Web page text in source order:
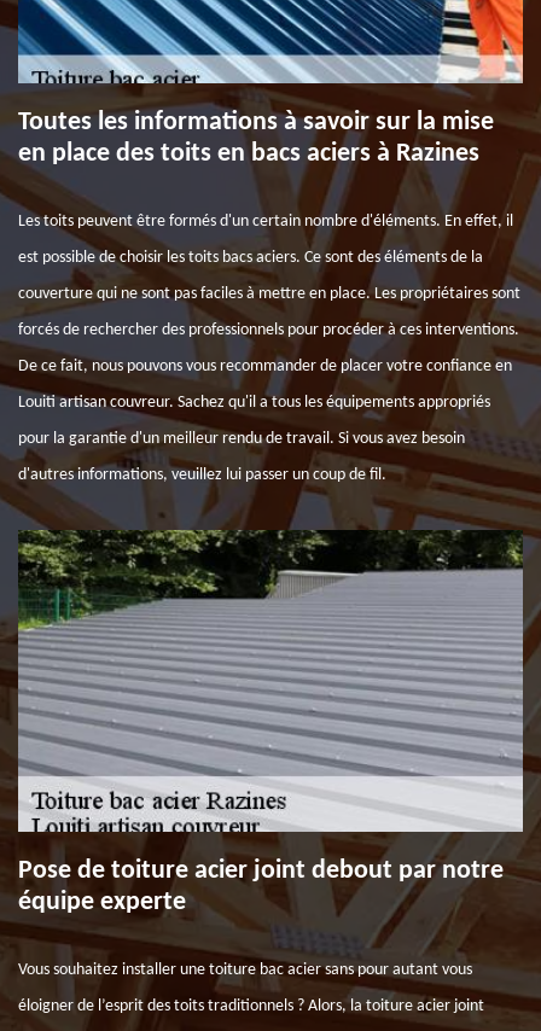
Toutes les informations à savoir sur la mise
en place des toits en bacs aciers à Razines
Les toits peuvent être formés d'un certain nombre d'éléments. En effet, il
est possible de choisir les toits bacs aciers. Ce sont des éléments de la
couverture qui ne sont pas faciles à mettre en place. Les propriétaires sont
forcés de rechercher des professionnels pour procéder à ces interventions.
De ce fait, nous pouvons vous recommander de placer votre confiance en
Louiti artisan couvreur. Sachez qu'il a tous les équipements appropriés
pour la garantie d'un meilleur rendu de travail. Si vous avez besoin
d'autres informations, veuillez lui passer un coup de fil.
Pose de toiture acier joint debout par notre
équipe experte
Vous souhaitez installer une toiture bac acier sans pour autant vous
éloigner de l’esprit des toits traditionnels ? Alors, la toiture acier joint